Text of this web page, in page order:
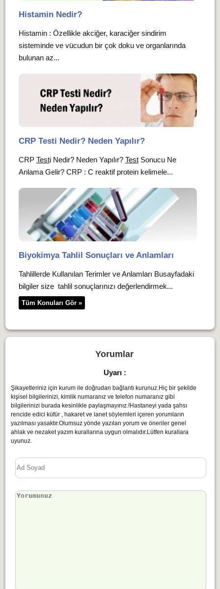
Histamin Nedir?
Histamin : Özellikle akciğer, karaciğer sindirim
sisteminde ve vücudun bir çok doku ve organlarında
bulunan az...
CRP Testi Nedir? Neden Yapılır?
CRP Testi Nedir? Neden Yapılır? TestSonucu Ne
Anlama Gelir? CRP : C reaktif protein kelimele...
Biyokimya Tahlil Sonuçları ve Anlamları
Tahlillerde Kullanılan Terimler ve Anlamları Busayfadaki
bilgiler size tahlil sonuçlarınızı değerlendirmek...
Tüm Konuları Gör »
Yorumlar
Uyarı :
Şikayetleriniz için kurum ile doğrudan bağlantı kurunuz.Hiç bir şekilde
kişisel bilgilerinizi, kimlik numaranız ve telefon numaranız gibi
bilgilerinizi burada kesinlikle paylaşmayınız.!Hastaneyi yada şahsı
rencide edici küfür , hakaret ve lanet söylemleri içeren yorumların
yazılması yasaktır.Olumsuz yönde yazılan yorum ve öneriler genel
ahlak ve nezaket yazım kurallarına uygun olmalıdır.Lütfen kurallara
uyunuz.